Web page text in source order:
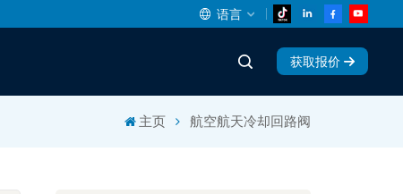
语言
English
中文
获取报价
主页 航空航天冷却回路阀